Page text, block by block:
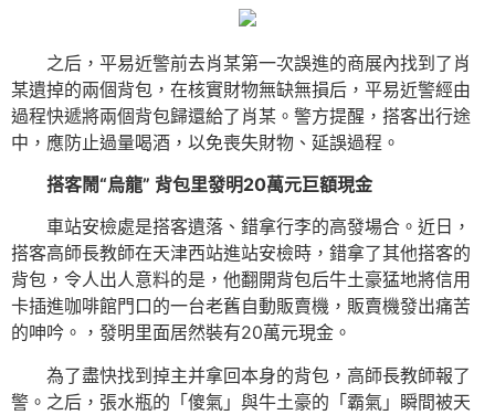
之后，平易近警前去肖某第一次誤進的商展內找到了肖
某遺掉的兩個背包，在核實財物無缺無損后，平易近警經由
過程快遞將兩個背包歸還給了肖某。警方提醒，搭客出行途
中，應防止過量喝酒，以免喪失財物、延誤過程。
搭客鬧“烏龍” 背包里發明20萬元巨額現金
車站安檢處是搭客遺落、錯拿行李的高發場合。近日，
搭客高師長教師在天津西站進站安檢時，錯拿了其他搭客的
背包，令人出人意料的是，他翻開背包后牛土豪猛地將信用
卡插進咖啡館門口的一台老舊自動販賣機，販賣機發出痛苦
的呻吟。，發明里面居然裝有20萬元現金。
為了盡快找到掉主并拿回本身的背包，高師長教師報了
警。之后，張水瓶的「傻氣」與牛土豪的「霸氣」瞬間被天